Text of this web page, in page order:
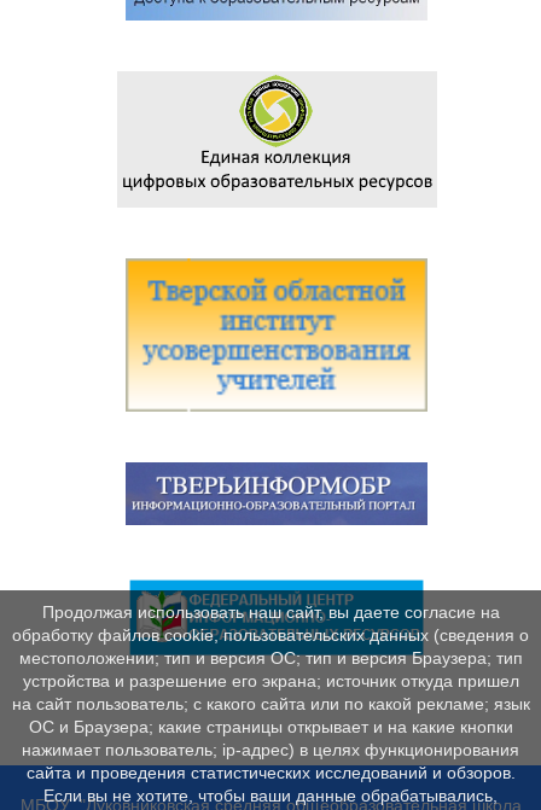
МБОУ "Луковниковская средняя общеобразовательная школа
Продолжая использовать наш сайт, вы даете согласие на
обработку файлов cookie, пользовательских данных (сведения о
местоположении; тип и версия ОС; тип и версия Браузера; тип
устройства и разрешение его экрана; источник откуда пришел
на сайт пользователь; с какого сайта или по какой рекламе; язык
ОС и Браузера; какие страницы открывает и на какие кнопки
нажимает пользователь; ip-адрес) в целях функционирования
сайта и проведения статистических исследований и обзоров.
Если вы не хотите, чтобы ваши данные обрабатывались,